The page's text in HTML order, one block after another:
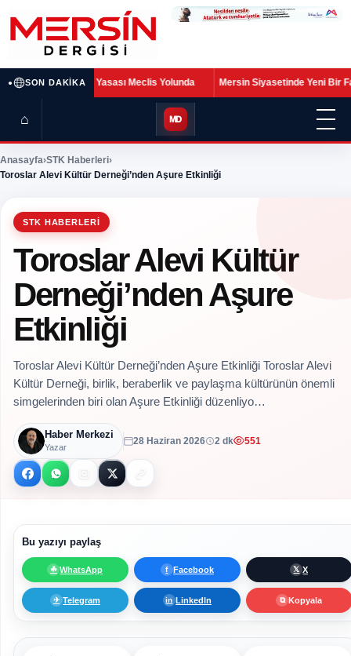
SON DAKIKA
Yolunda • Mersin Siyasetinde Yeni Bir Fay Hattı: YENİ Parti’de Son
⌂ MD
Anasayfa›STK Haberleri›
Toroslar Alevi Kültür Derneği’nden Aşure Etkinliği
STK HABERLERI
Toroslar Alevi Kültür
Derneği’nden Aşure
Etkinliği
Toroslar Alevi Kültür Derneği’nden Aşure Etkinliği Toroslar Alevi
Kültür Derneği, birlik, beraberlik ve paylaşma kültürünün önemli
simgelerinden biri olan Aşure Etkinliği düzenliyo…
Haber Merkezi
Yazar
28 Haziran 2026 2 dk 551
Bu yazıyı paylaş
☘ WhatsApp f Facebook 𝕏 X
✈ Telegram in LinkedIn ⧉ Kopyala